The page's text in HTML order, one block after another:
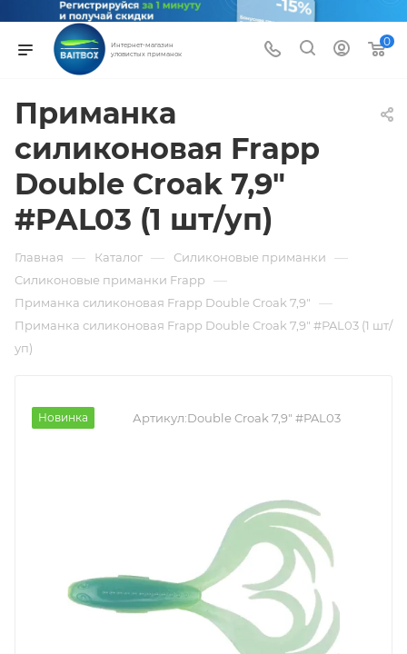
Интернет-магазин
уловистых приманок
0
Приманка
силиконовая Frapp
Double Croak 7,9"
#PAL03 (1 шт/уп)
Главная — Каталог — Силиконовые приманки —
Силиконовые приманки Frapp —
Приманка силиконовая Frapp Double Croak 7,9" —
Приманка силиконовая Frapp Double Croak 7,9" #PAL03 (1 шт/
уп)
Новинка Артикул:Double Croak 7,9" #PAL03